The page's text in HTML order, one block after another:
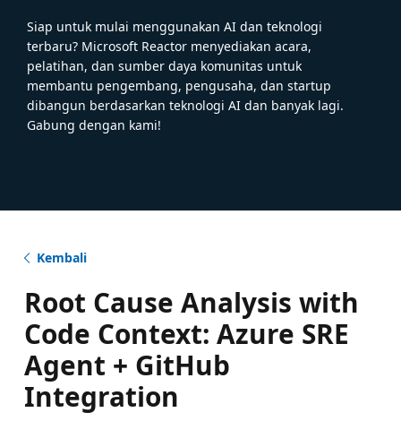
Siap untuk mulai menggunakan AI dan teknologi
terbaru? Microsoft Reactor menyediakan acara,
pelatihan, dan sumber daya komunitas untuk
membantu pengembang, pengusaha, dan startup
dibangun berdasarkan teknologi AI dan banyak lagi.
Gabung dengan kami!
Kembali
Root Cause Analysis with
Code Context: Azure SRE
Agent + GitHub
Integration